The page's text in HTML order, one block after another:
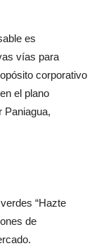
es
vías para
corporativo
el plano
Paniagua,
“Hazte
de